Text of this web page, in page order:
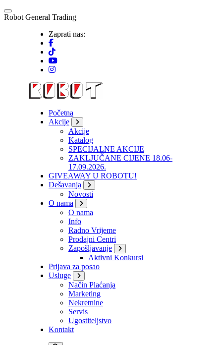
Skip
to
Robot General Trading
Zaprati nas:
Početna
Akcije
Akcije
Katalog
SPECIJALNE AKCIJE
ZAKLJUČANE CIJENE 18.06-
17.09.2026.
GIVEAWAY U ROBOTU!
Dešavanja
Novosti
O nama
O nama
Info
Radno Vrijeme
Prodajni Centri
Zapošljavanje
Aktivni Konkursi
Prijava za posao
Usluge
Način Plaćanja
Marketing
Nekretnine
Servis
Ugostiteljstvo
Kontakt